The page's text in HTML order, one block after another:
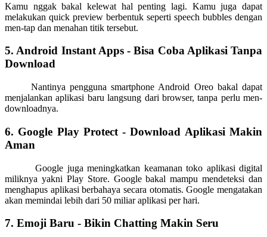
Kamu nggak bakal kelewat hal penting lagi. Kamu juga dapat
melakukan quick preview berbentuk seperti speech bubbles dengan
men-tap dan menahan titik tersebut.
5. Android Instant Apps - Bisa Coba Aplikasi Tanpa
Download
Nantinya pengguna smartphone Android Oreo bakal dapat
menjalankan aplikasi baru langsung dari browser, tanpa perlu men-
downloadnya.
6. Google Play Protect - Download Aplikasi Makin
Aman
Google juga meningkatkan keamanan toko aplikasi digital
miliknya yakni Play Store. Google bakal mampu mendeteksi dan
menghapus aplikasi berbahaya secara otomatis. Google mengatakan
akan memindai lebih dari 50 miliar aplikasi per hari.
7. Emoji Baru - Bikin Chatting Makin Seru